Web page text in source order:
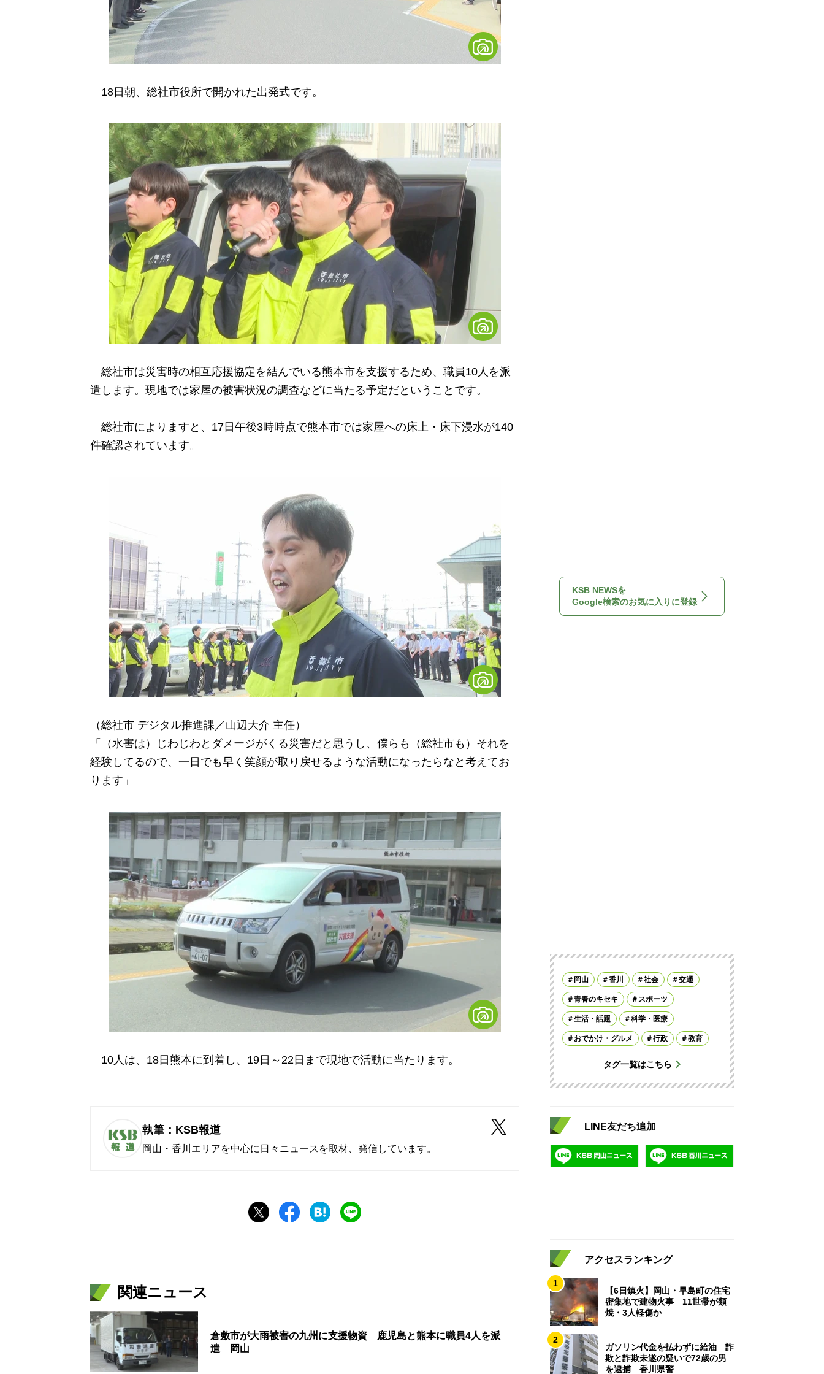
18日朝、総社市役所で開かれた出発式です。
総社市は災害時の相互応援協定を結んでいる熊本市を支援するため、職員10人を派
遣します。現地では家屋の被害状況の調査などに当たる予定だということです。
総社市によりますと、17日午後3時時点で熊本市では家屋への床上・床下浸水が140
件確認されています。
（総社市 デジタル推進課／山辺大介 主任）
「（水害は）じわじわとダメージがくる災害だと思うし、僕らも（総社市も）それを
経験してるので、一日でも早く笑顔が取り戻せるような活動になったらなと考えてお
ります」
10人は、18日熊本に到着し、19日～22日まで現地で活動に当たります。
執筆：KSB報道
岡山・香川エリアを中心に日々ニュースを取材、発信しています。
関連ニュース
倉敷市が大雨被害の九州に支援物資 鹿児島と熊本に職員4人を派
遣 岡山
KSB NEWSを
Google検索のお気に入りに登録
岡山 香川 社会 交通
青春のキセキ スポーツ
生活・話題 科学・医療
おでかけ・グルメ 行政 教育
タグ一覧はこちら
LINE友だち追加
アクセスランキング
1
【6日鎮火】岡山・早島町の住宅
密集地で建物火事 11世帯が類
焼・3人軽傷か
2
ガソリン代金を払わずに給油 詐
欺と詐欺未遂の疑いで72歳の男
を逮捕 香川県警